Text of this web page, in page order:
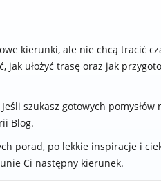
kierunki, ale nie chcą tracić
ułożyć trasę oraz jak
szukasz gotowych pomysłów
Blog.
porad, po lekkie inspiracje i
Ci następny kierunek.